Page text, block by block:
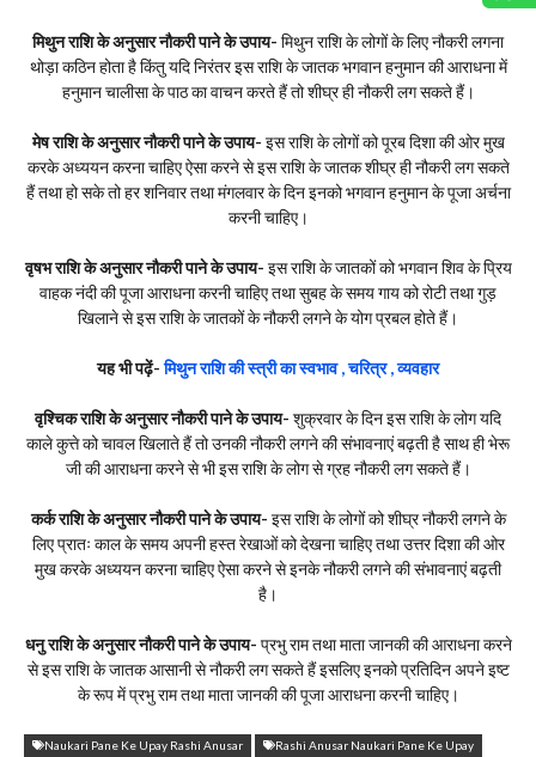
मिथुन राशि के अनुसार नौकरी पाने के उपाय- मिथुन राशि के लोगों के लिए नौकरी लगना
थोड़ा कठिन होता है किंतु यदि निरंतर इस राशि के जातक भगवान हनुमान की आराधना में
हनुमान चालीसा के पाठ का वाचन करते हैं तो शीघ्र ही नौकरी लग सकते हैं।
मेष राशि के अनुसार नौकरी पाने के उपाय- इस राशि के लोगों को पूरब दिशा की ओर मुख
करके अध्ययन करना चाहिए ऐसा करने से इस राशि के जातक शीघ्र ही नौकरी लग सकते
हैं तथा हो सके तो हर शनिवार तथा मंगलवार के दिन इनको भगवान हनुमान के पूजा अर्चना
करनी चाहिए।
वृषभ राशि के अनुसार नौकरी पाने के उपाय- इस राशि के जातकों को भगवान शिव के प्रिय
वाहक नंदी की पूजा आराधना करनी चाहिए तथा सुबह के समय गाय को रोटी तथा गुड़
खिलाने से इस राशि के जातकों के नौकरी लगने के योग प्रबल होते हैं।
यह भी पढ़ें- मिथुन राशि की स्त्री का स्वभाव , चरित्र , व्यवहार
वृश्चिक राशि के अनुसार नौकरी पाने के उपाय- शुक्रवार के दिन इस राशि के लोग यदि
काले कुत्ते को चावल खिलाते हैं तो उनकी नौकरी लगने की संभावनाएं बढ़ती है साथ ही भेरू
जी की आराधना करने से भी इस राशि के लोग से ग्रह नौकरी लग सकते हैं।
कर्क राशि के अनुसार नौकरी पाने के उपाय- इस राशि के लोगों को शीघ्र नौकरी लगने के
लिए प्रातः काल के समय अपनी हस्त रेखाओं को देखना चाहिए तथा उत्तर दिशा की ओर
मुख करके अध्ययन करना चाहिए ऐसा करने से इनके नौकरी लगने की संभावनाएं बढ़ती
है।
धनु राशि के अनुसार नौकरी पाने के उपाय- प्रभु राम तथा माता जानकी की आराधना करने
से इस राशि के जातक आसानी से नौकरी लग सकते हैं इसलिए इनको प्रतिदिन अपने इष्ट
के रूप में प्रभु राम तथा माता जानकी की पूजा आराधना करनी चाहिए।
Naukari Pane Ke Upay Rashi Anusar
Rashi Anusar Naukari Pane Ke Upay